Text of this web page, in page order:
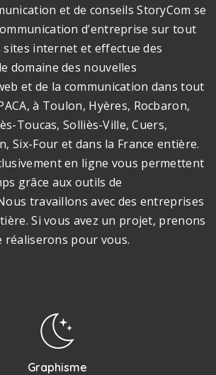
et de conseils StoryCom se
d’entreprise sur tout
internet et effectue des
domaine des nouvelles
et de la communication dans tout
à Toulon, Hyères, Rocbaron,
Toucas, Solliès-Ville, Cuers,
Six-Four et dans la France entière.
en ligne vous permettent
grâce aux outils de
travaillons avec des entreprises
Si vous avez un projet, prenons
réaliserons pour vous.
Graphisme